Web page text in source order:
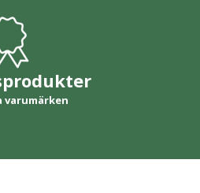
varumärken